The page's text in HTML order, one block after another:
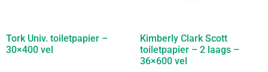
Tork Univ. toiletpapier –
30×400 vel
Kimberly Clark Scott
toiletpapier – 2 laags –
36×600 vel